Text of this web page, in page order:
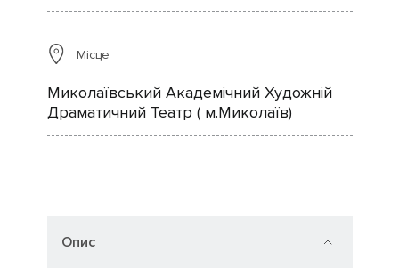
Місце
Миколаївський Академічний Художній
Драматичний Театр ( м.Миколаїв)
Опис